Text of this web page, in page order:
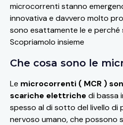
microcorrenti stanno
innovativa e davvero molto
sono esattamente le e
Scopriamolo insieme
Che cosa sono le
Le microcorrenti ( MCR )
scariche elettriche di bassa
spesso al di sotto del livello di
nervoso umano, che possono